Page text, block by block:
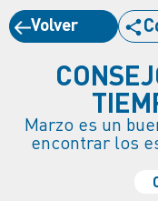
Volver
Marzo es un
encontrar los